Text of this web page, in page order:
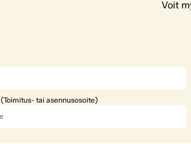
Voit
tai asennusosoite)